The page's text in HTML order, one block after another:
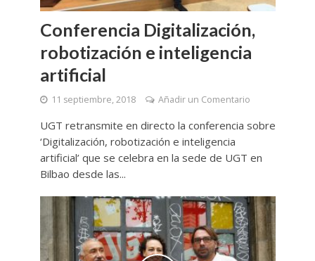
Conferencia Digitalización,
robotización e inteligencia
artificial
11 septiembre, 2018 Añadir un Comentario
UGT retransmite en directo la conferencia sobre
‘Digitalización, robotización e inteligencia
artificial’ que se celebra en la sede de UGT en
Bilbao desde las...